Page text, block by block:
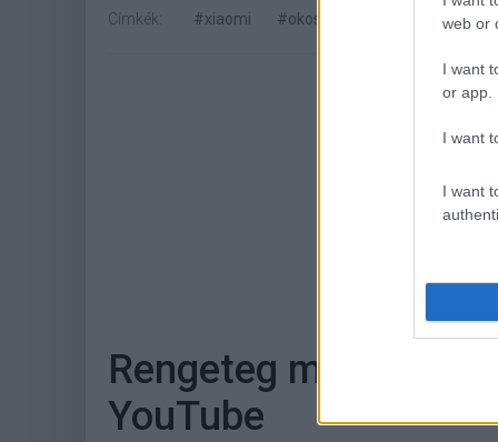
web or
I want
or app.
I want
I want
Címkék: #xiaomi #okostelefon #gazdasági
Rengeteg
YouTube